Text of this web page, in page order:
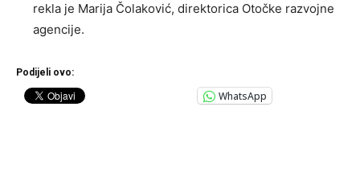
rekla je Marija Čolaković, direktorica Otočke razvojne
agencije.
Podijeli ovo:
WhatsApp